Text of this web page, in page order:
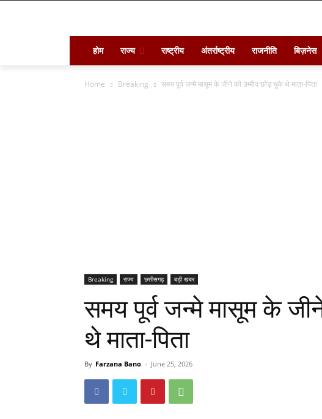
होम राज्य राष्ट्रीय अंतर्राष्ट्रीय राजनीति बिज़नेस
Home Breaking समय पूर्व जन्मे मासूम के जीने की उम्मीद छोड़ चुके थे माता-पिता
Breaking राज्य छत्तीसगढ़ बड़ी खबर
समय पूर्व जन्मे मासूम के
थे माता-पिता
By Farzana Bano - June 25, 2026